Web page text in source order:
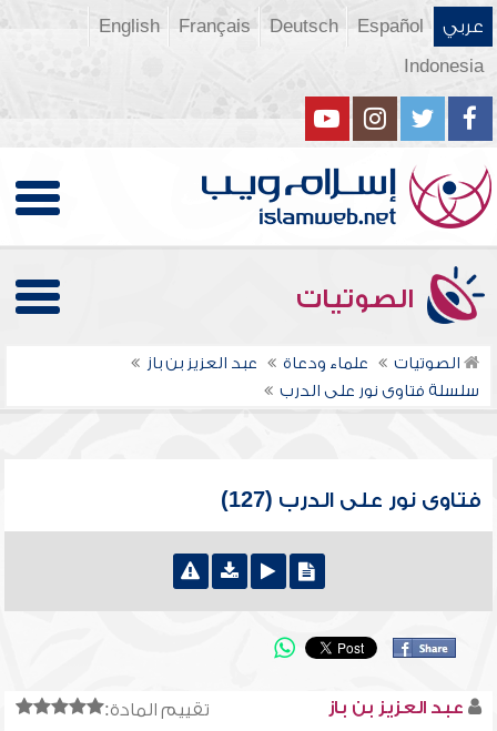
عربي Español
Deutsch
Français
English
Indonesia
الصوتيات
الصوتيات علماء ودعاة
عبد العزيز بن باز
سلسلة فتاوى نور على الدرب
فتاوى نور على الدرب (127)
تقييم المادة: عبد العزيز بن باز